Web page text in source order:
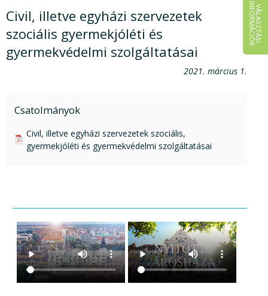
V
Á
L
A
S
Z
T
Á
S
I
IN
F
O
R
M
Á
C
I
Ó
K
Civil, illetve egyházi szervezetek
szociális gyermekjóléti és
gyermekvédelmi szolgáltatásai
2021. március 1.
Csatolmányok
pdf csatolmány:
Civil, illetve egyházi szervezetek szociális,
gyermekjóléti és gyermekvédelmi szolgáltatásai